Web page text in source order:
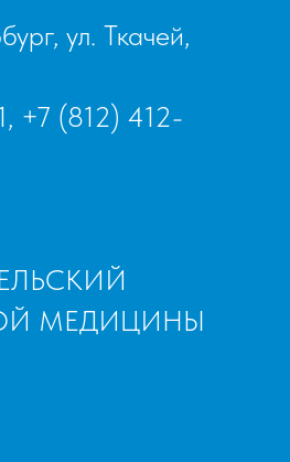
ул. Ткачей,
, +7 (812) 412-
МЕДИЦИНЫ